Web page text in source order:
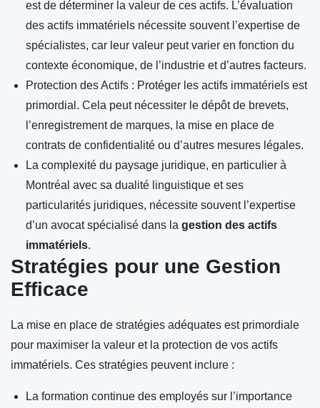
est de déterminer la valeur de ces actifs. L’évaluation
des actifs immatériels nécessite souvent l’expertise de
spécialistes, car leur valeur peut varier en fonction du
contexte économique, de l’industrie et d’autres facteurs.
Protection des Actifs : Protéger les actifs immatériels est
primordial. Cela peut nécessiter le dépôt de brevets,
l’enregistrement de marques, la mise en place de
contrats de confidentialité ou d’autres mesures légales.
La complexité du paysage juridique, en particulier à
Montréal avec sa dualité linguistique et ses
particularités juridiques, nécessite souvent l’expertise
d’un avocat spécialisé dans la gestion des actifs
immatériels.
Stratégies pour une Gestion
Efficace
La mise en place de stratégies adéquates est primordiale
pour maximiser la valeur et la protection de vos actifs
immatériels. Ces stratégies peuvent inclure :
La formation continue des employés sur l’importance